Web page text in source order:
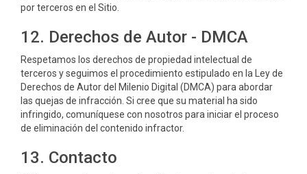
por terceros en el Sitio.
12. Derechos de Autor - DMCA
Respetamos los derechos de propiedad intelectual de
terceros y seguimos el procedimiento estipulado en la Ley de
Derechos de Autor del Milenio Digital (DMCA) para abordar
las quejas de infracción. Si cree que su material ha sido
infringido, comuníquese con nosotros para iniciar el proceso
de eliminación del contenido infractor.
13. Contacto